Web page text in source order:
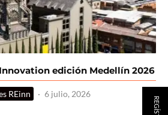
edición Medellín 2026
REinn · 6 julio, 2026